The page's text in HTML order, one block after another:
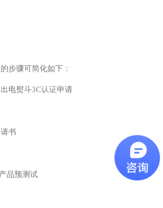
骤可简化如下：
电熨斗3C认证申请
书
品预测试